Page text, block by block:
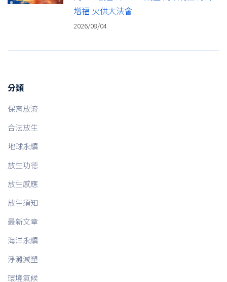
增福 火供大法會
2026/08/04
分類
保育放流
合法放生
地球永續
放生功德
放生感應
放生須知
最新文章
海洋永續
淨灘減塑
環境氣候